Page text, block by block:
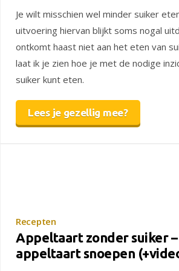
Je wilt misschien wel minder suiker
uitvoering hiervan blijkt soms nogal
ontkomt haast niet aan het eten van
laat ik je zien hoe je met de nodige
suiker kunt eten.
Lees je gezellig mee?
Recepten
Appeltaart zonder suiker
appeltaart snoepen